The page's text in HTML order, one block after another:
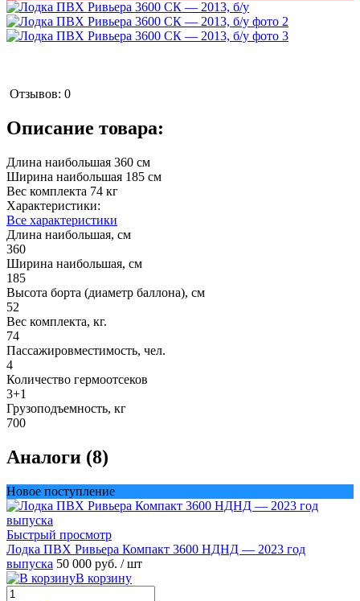
Отзывов: 0
Описание товара:
Длина наибольшая 360 см
Ширина наибольшая 185 см
Вес комплекта 74 кг
Характеристики:
Все характеристики
Длина наибольшая, см
360
Ширина наибольшая, см
185
Высота борта (диаметр баллона), см
52
Вес комплекта, кг.
74
Пассажировместимость, чел.
4
Количество гермоотсеков
3+1
Грузоподъемность, кг
700
Аналоги (8)
Новое поступление
Быстрый просмотр
Лодка ПВХ Ривьера Компакт 3600 НДНД — 2023 год
выпуска 50 000 руб. / шт
В корзину